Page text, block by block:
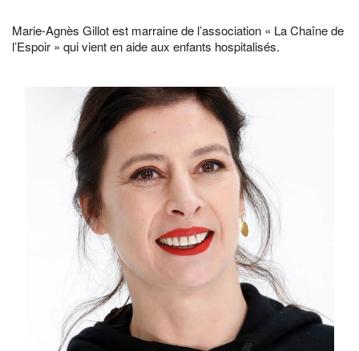
Marie-Agnès Gillot est marraine de l’association « La Chaîne de
l’Espoir » qui vient en aide aux enfants hospitalisés.